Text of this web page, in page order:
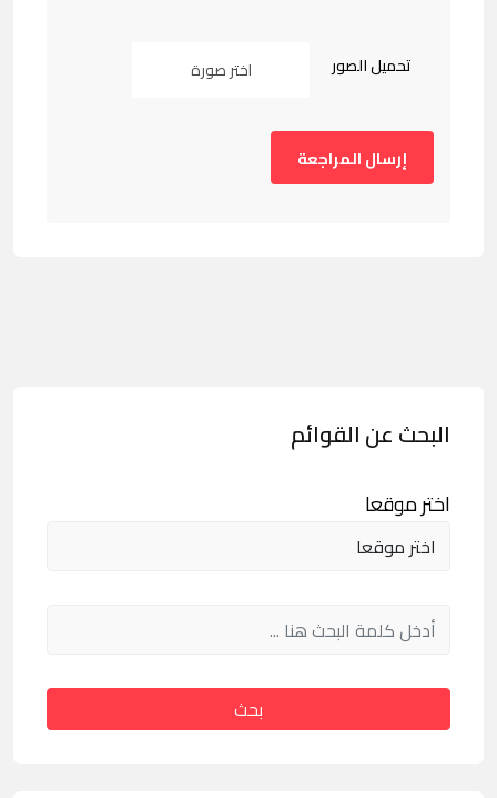
تحميل الصور اختر صورة
البحث عن القوائم
اختر موقعا
بحث